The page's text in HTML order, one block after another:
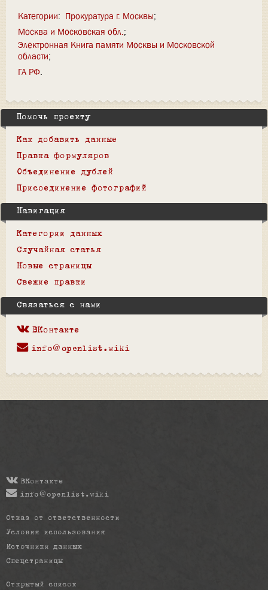
Категории: Прокуратура г. Москвы
Москва и Московская обл.
Электронная Книга памяти Москвы и Московской
области
ГА РФ
Помочь проекту
Как добавить данные
Правка формуляров
Объединение дублей
Присоединение фотографий
Навигация
Категории данных
Случайная статья
Новые страницы
Свежие правки
Связаться с нами
ВКонтакте
info@openlist.wiki
ВКонтакте
info@openlist.wiki
Отказ от ответственности
Условия использования
Источники данных
Спецстраницы
Открытый список